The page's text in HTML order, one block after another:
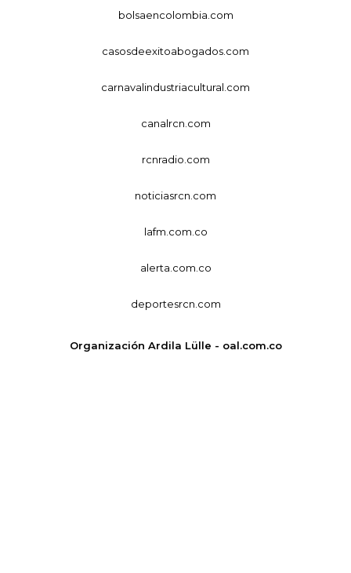
bolsaencolombia.com
casosdeexitoabogados.com
carnavalindustriacultural.com
canalrcn.com
rcnradio.com
noticiasrcn.com
lafm.com.co
alerta.com.co
deportesrcn.com
Organización Ardila Lülle - oal.com.co